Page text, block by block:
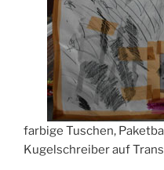
farbige Tuschen,
Kugelschreiber auf